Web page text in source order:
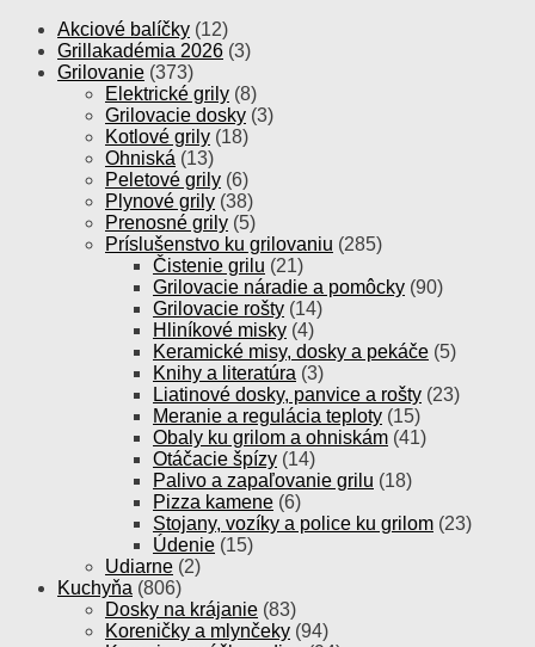
Akciové balíčky (12)
Grillakadémia 2026 (3)
Grilovanie (373)
Elektrické grily (8)
Grilovacie dosky (3)
Kotlové grily (18)
Ohniská (13)
Peletové grily (6)
Plynové grily (38)
Prenosné grily (5)
Príslušenstvo ku grilovaniu (285)
Čistenie grilu (21)
Grilovacie náradie a pomôcky (90)
Grilovacie rošty (14)
Hliníkové misky (4)
Keramické misy, dosky a pekáče (5)
Knihy a literatúra (3)
Liatinové dosky, panvice a rošty (23)
Meranie a regulácia teploty (15)
Obaly ku grilom a ohniskám (41)
Otáčacie špízy (14)
Palivo a zapaľovanie grilu (18)
Pizza kamene (6)
Stojany, vozíky a police ku grilom (23)
Údenie (15)
Udiarne (2)
Kuchyňa (806)
Dosky na krájanie (83)
Koreničky a mlynčeky (94)